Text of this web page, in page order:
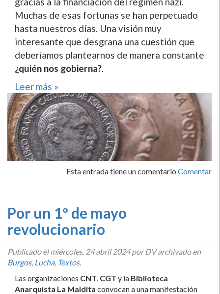
Muchas de esas fortunas se han perpetuado
hasta nuestros días. Una visión muy
interesante que desgrana una cuestión que
deberíamos plantearnos de manera constante
¿quién nos gobierna?.
Leer más »
Esta entrada tiene un comentario Comentar
Por un 1º de mayo
revolucionario
Publicado elmiércoles, 24 abril 2024por DV archivado en
Burgos, Lucha, Textos.
Las organizaciones CNT, CGT y la Biblioteca
Anarquista La Maldita convocan a una manifestación